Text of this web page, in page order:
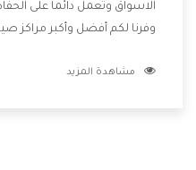
الاسواق وتعمل دائما على
وفرنا لكم أفضل وأكبر مراكز
دون اى ازعاج كما أننا نهتم
مشاهدة المزيد